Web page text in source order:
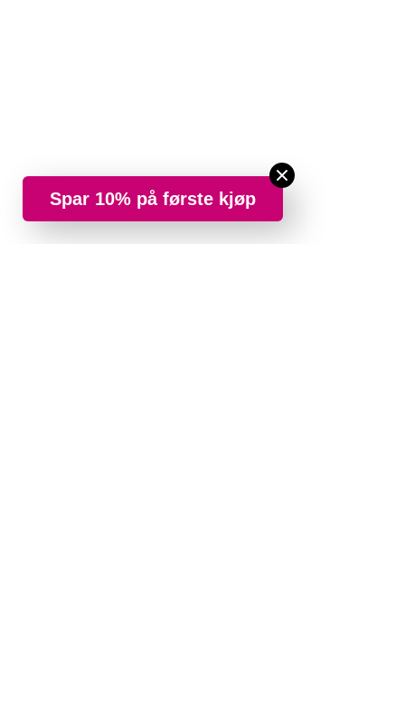
Spar 10% på første kjøp